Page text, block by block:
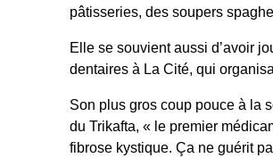
pâtisseries, des soupers
Elle se souvient aussi d’avoir
dentaires à La Cité, qui
Son plus gros coup pouce à la
du Trikafta, « le premier
fibrose kystique. Ça ne guérit